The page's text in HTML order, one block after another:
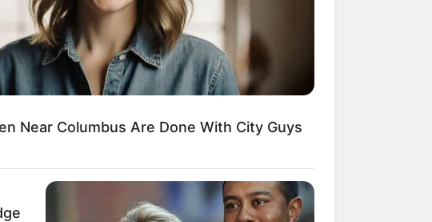
ไว้
ต้อง
Near Columbus Are Done With City Guys